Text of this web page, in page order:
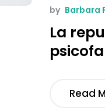
by Barbara
La
Read